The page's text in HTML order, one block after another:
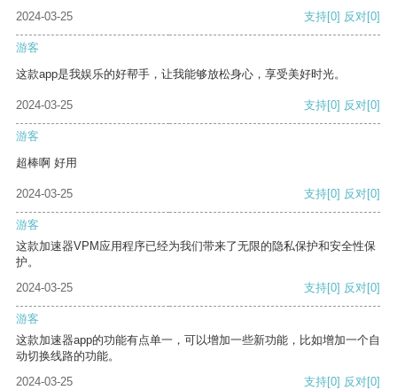
2024-03-25 支持[0] 反对[0]
游客
这款app是我娱乐的好帮手，让我能够放松身心，享受美好时光。
2024-03-25 支持[0] 反对[0]
游客
超棒啊 好用
2024-03-25 支持[0] 反对[0]
游客
这款加速器VPM应用程序已经为我们带来了无限的隐私保护和安全性保
护。
2024-03-25
支持[0] 反对[0]
游客
这款加速器app的功能有点单一，可以增加一些新功能，比如增加一个自
动切换线路的功能。
2024-03-25
支持[0] 反对[0]